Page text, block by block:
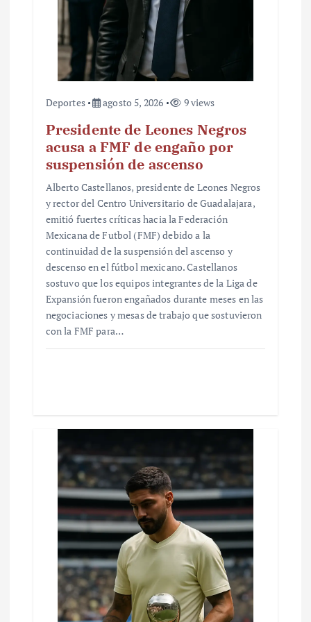
Deportes agosto 5, 2026 9 views
Presidente de Leones Negros
acusa a FMF de engaño por
suspensión de ascenso
Alberto Castellanos, presidente de Leones Negros
y rector del Centro Universitario de Guadalajara,
emitió fuertes críticas hacia la Federación
Mexicana de Futbol (FMF) debido a la
continuidad de la suspensión del ascenso y
descenso en el fútbol mexicano. Castellanos
sostuvo que los equipos integrantes de la Liga de
Expansión fueron engañados durante meses en las
negociaciones y mesas de trabajo que sostuvieron
con la FMF para…